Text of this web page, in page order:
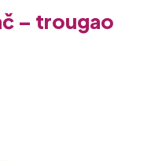
– trougao